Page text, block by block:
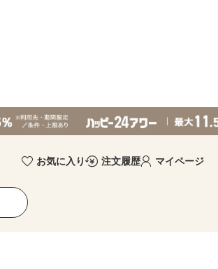
お気に入り 注文履歴 マイページ